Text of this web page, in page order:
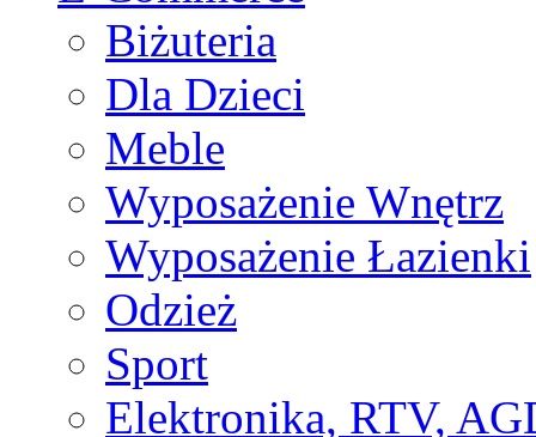
Biżuteria
Dla Dzieci
Meble
Wyposażenie Wnętrz
Wyposażenie Łazienki
Odzież
Sport
Elektronika, RTV,